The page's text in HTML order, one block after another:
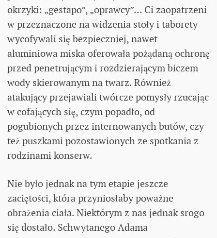
okrzyki: „gestapo”, „oprawcy”… Ci zaopatrzeni
w przeznaczone na widzenia stoły i taborety
wycofywali się bezpieczniej, nawet
aluminiowa miska oferowała pożądaną ochronę
przed penetrującym i rozdzierającym biczem
wody skierowanym na twarz. Również
atakujący przejawiali twórcze pomysły rzucając
w cofających się, czym popadło, od
pogubionych przez internowanych butów, czy
też puszkami pozostawionych ze spotkania z
rodzinami konserw.
Nie było jednak na tym etapie jeszcze
zaciętości, która przyniosłaby poważne
obrażenia ciała. Niektórym z nas jednak srogo
się dostało. Schwytanego Adama